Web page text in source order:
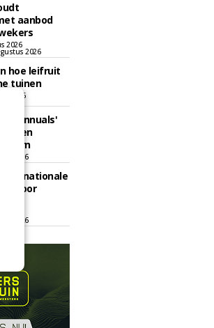
aanbod
2026
2026
hoe leifruit
tuinen
2026
Annuals'
2026
internationale
voor
2026